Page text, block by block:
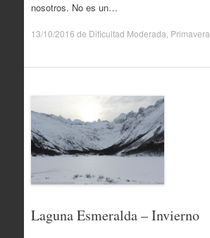
nosotros. No es un…
13/10/2016 de Dificultad Moderada Primavera
Laguna Esmeralda – Invierno